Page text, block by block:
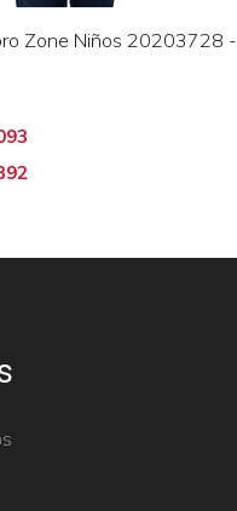
Zone Niños 20203728 -